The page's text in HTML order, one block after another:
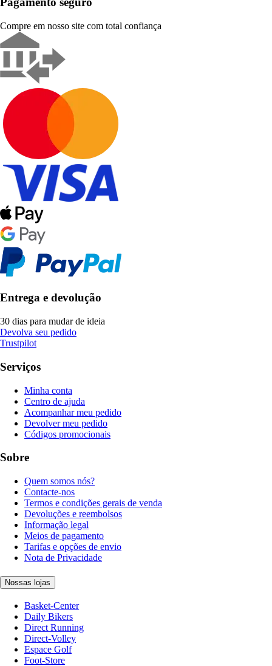
Compre em nosso site com total confiança
Entrega e devolução
30 dias para mudar de ideia
Devolva seu pedido
Trustpilot
Serviços
Minha conta
Centro de ajuda
Acompanhar meu pedido
Devolver meu pedido
Códigos promocionais
Sobre
Quem somos nós?
Contacte-nos
Termos e condições gerais de venda
Devoluções e reembolsos
Informação legal
Meios de pagamento
Tarifas e opções de envio
Nota de Privacidade
Nossas lojas
Basket-Center
Daily Bikers
Direct Running
Direct-Volley
Espace Golf
Foot-Store